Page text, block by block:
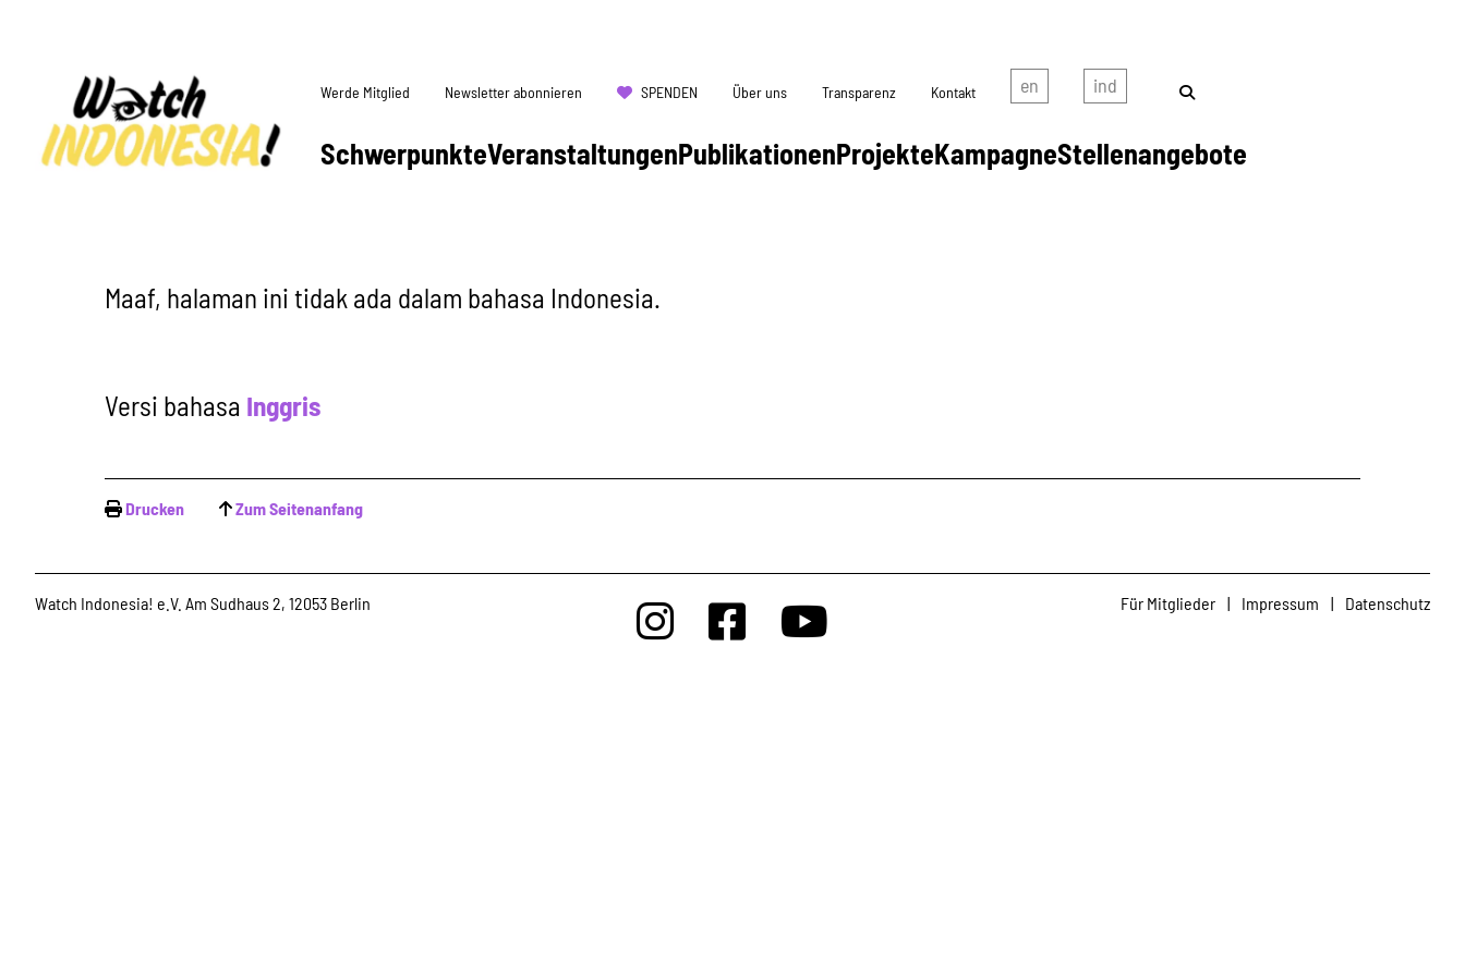
SchwerpunkteVeranstaltungenPublikationenProjekteKampagneStellenangebote
Werde Mitglied Newsletter abonnieren SPENDEN Über uns Transparenz Kontakt
Maaf, halaman ini tidak ada dalam bahasa Indonesia.
Versi bahasa Inggris
Drucken Zum Seitenanfang
Watch Indonesia! e.V. Am Sudhaus 2, 12053 Berlin Für Mitglieder | Impressum | Datenschutz